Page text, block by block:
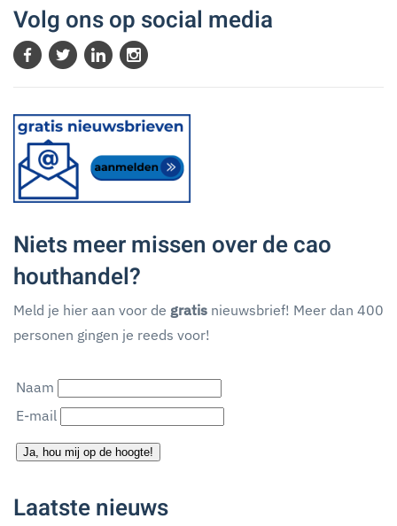
Volg ons op social media
Niets meer missen over de cao
houthandel?
Meld je hier aan voor de gratis nieuwsbrief! Meer dan 400
personen gingen je reeds voor!
Naam
E-mail
Ja, hou mij op de hoogte!
Laatste nieuws